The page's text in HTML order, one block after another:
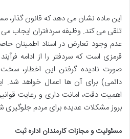
این ماده نشان می دهد که قانون گذار،
تلقی می کند. وظیفه سردفتران ایجاب می
عدم وجود تعارض در اسناد اطمینان
قرمزی است که سردفتر را از ادامه
صورت نادیده گرفتن این اخطار،
دائمی) برای آن ها اعمال خواهد شد.
اهمیت دقت، امانت داری و رعایت
بروز مشکلات عدیده برای مردم جلوگیری
مسئولیت و مجازات کارمندان اداره ثبت